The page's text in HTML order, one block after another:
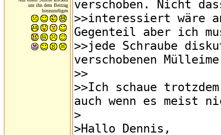
um ihn dem Beitrag
hinzuzufügen